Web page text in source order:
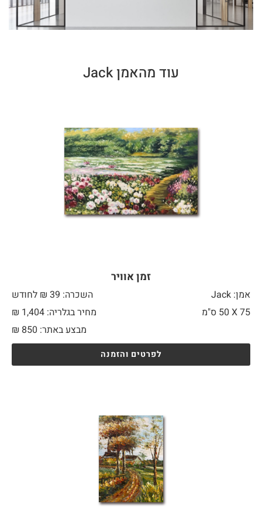
עוד מהאמן Jack
זמן אוויר
אמן: Jack
השכרה: 39 ₪ לחודש
75 X
מחיר בגלריה: 1,404 ₪
מבצע באתר:
₪ 850
לפרטים והזמנה